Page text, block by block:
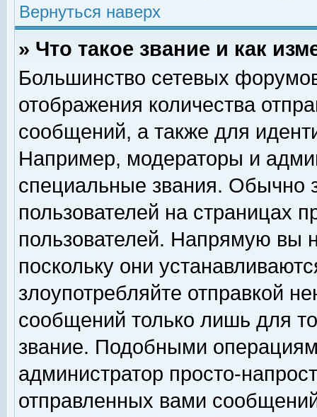
Вернуться наверх
» Что такое звание и как
Большинство сетевых
отображения количества
сообщений, а также для
Например, модераторы и
специальные звания. Обычно
пользователей на страницах
пользователей. Напрямую вы
поскольку они
злоупотребляйте отправкой
сообщений только лишь для
звание. Подобными
администратор просто-
отправленных вами